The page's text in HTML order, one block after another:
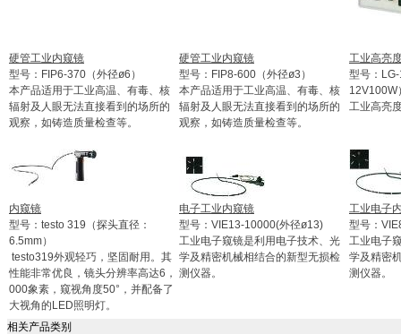
硬管工业内窥镜
型号：FIP6-370（外径ø6）
本产品适用于工业高温、有毒、核
辐射及人眼无法直接看到的场所的
观察，如铸造质量检查等。
硬管工业内窥镜
型号：FIP8-600（外径ø3）
本产品适用于工业高温、有毒、核
辐射及人眼无法直接看到的场所的
观察，如铸造质量检查等。
工业高亮
型号：
12V100W
工业高亮
内窥镜
型号：testo 319（探头直径：
6.5mm）
testo319外观轻巧，坚固耐用。其
性能非常优良，镜头分辨率高达6，
000象素，窥视角度50°，并配备了
大视角的LED照明灯。
电子工业内窥镜
型号：VIE13-10000(外径ø13)
工业电子窥镜是利用电子技术、光
学及精密机械相结合的新型无损检
测仪器。
工业电子
型号：
工业电子
学及精密
测仪器。
相关产品类别